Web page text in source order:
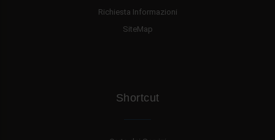
Richiesta Informazioni
SiteMap
Shortcut